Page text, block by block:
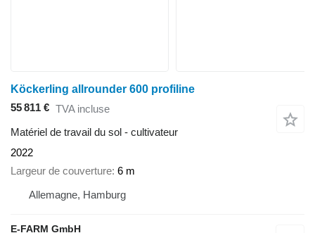
Köckerling allrounder 600 profiline
55 811 € TVA incluse
Matériel de travail du sol - cultivateur
2022
Largeur de couverture 6 m
Allemagne, Hamburg
E-FARM GmbH